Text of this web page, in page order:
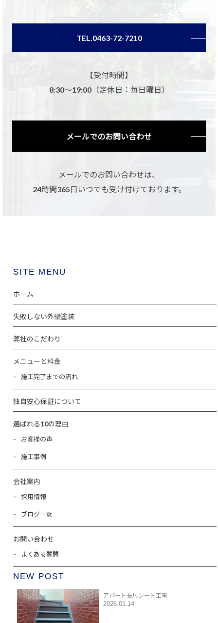
TEL.0463-72-7210
【受付時間】
8:30～19:00（定休日：毎日曜日）
メールでのお問い合わせ
メールでのお問い合わせは、
24時間365日いつでも受け付けております。
SITE MENU
ホーム
失敗しない外壁塗装
弊社のこだわり
メニューと料金
施工完了までの流れ
独自安心保証について
選ばれる10の理由
お客様の声
施工事例
会社案内
採用情報
ブログ一覧
お問い合わせ
よくある質問
NEW POST
アパート長尺シート工事
2026.01.14